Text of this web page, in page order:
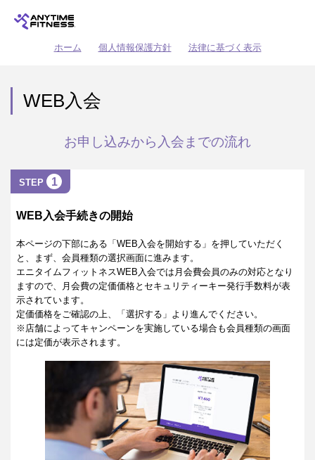
ホーム 個人情報保護方針 法律に基づく表示
WEB入会
お申し込みから入会までの流れ
STEP 1
WEB入会手続きの開始
本ページの下部にある「WEB入会を開始する」を押していただく
と、まず、会員種類の選択画面に進みます。
エニタイムフィットネスWEB入会では月会費会員のみの対応となり
ますので、月会費の定価価格とセキュリティーキー発行手数料が表
示されています。
定価価格をご確認の上、「選択する」より進んでください。
※店舗によってキャンペーンを実施している場合も会員種類の画面
には定価が表示されます。